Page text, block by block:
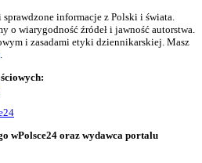
informacje z Polski i świata.
o wiarygodność źródeł i jawność autorstwa.
i zasadami etyki dziennikarskiej. Masz
wPolsce24 oraz wydawca portalu